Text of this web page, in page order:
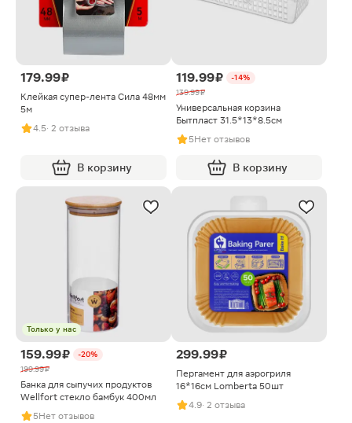
179.99 ₽
Клейкая супер-лента Сила 48мм
5м
4.5· 2 отзыва
В корзину
119.99 ₽
-14%
139.99 ₽
Универсальная корзина
Бытпласт 31.5*13*8.5см
5Нет отзывов
В корзину
Только у нас
159.99 ₽
-20%
199.99 ₽
Банка для сыпучих продуктов
Wellfort стекло бамбук 400мл
5Нет отзывов
299.99 ₽
Пергамент для аэрогриля
16*16см Lomberta 50шт
4.9· 2 отзыва